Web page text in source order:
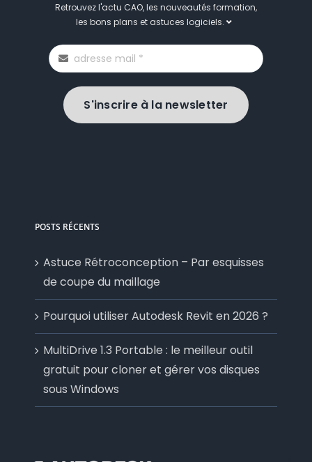
Retrouvez l'actu CAO, les nouveautés formation,
les bons plans et astuces logiciels.
S'inscrire à la newsletter
POSTS RÉCENTS
Astuce Rétroconception – Par esquisses
de coupe du maillage
Pourquoi utiliser Autodesk Revit en 2026 ?
MultiDrive 1.3 Portable : le meilleur outil
gratuit pour cloner et gérer vos disques
sous Windows